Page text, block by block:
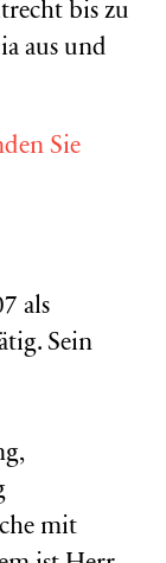
bis zu
aus und
Sie
als
Sein
mit